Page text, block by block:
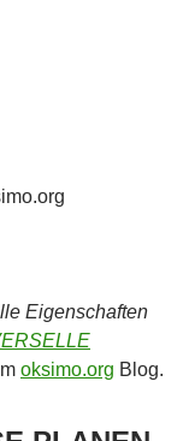
Eigenschaften
oksimo.org Blog.